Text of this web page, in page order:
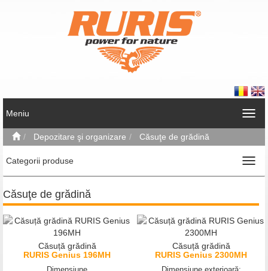
Meniu
Depozitare şi organizare Căsuţe de grădină
Categorii produse
Căsuţe de grădină
Căsuță grădină
RURIS Genius 196MH
Căsuță grădină
RURIS Genius 2300MH